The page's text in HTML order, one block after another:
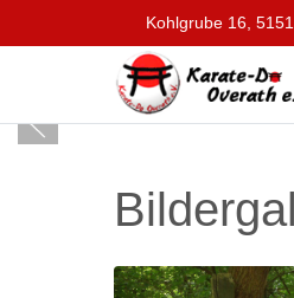
Kohlgrube 16,